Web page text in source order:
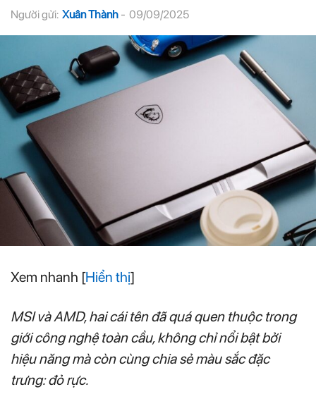
Người gửi: Xuân Thành - 09/09/2025
Xem nhanh [Hiển thị]
MSI và AMD, hai cái tên đã quá quen thuộc trong
giới công nghệ toàn cầu, không chỉ nổi bật bởi
hiệu năng mà còn cùng chia sẻ màu sắc đặc
trưng: đỏ rực.